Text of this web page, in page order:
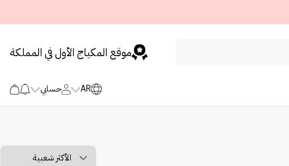
موقع المكياج الأول في المملكة
AR حسابي